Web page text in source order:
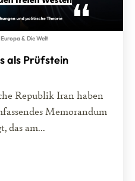
Europa & Die Welt
als Prüfstein
Republik Iran haben
Memorandum
das am...